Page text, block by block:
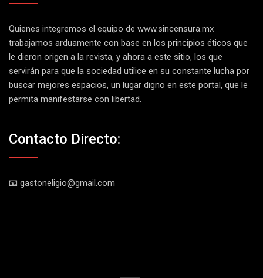
Quienes integremos el equipo de www.sincensura.mx
trabajamos arduamente con base en los principios éticos que
le dieron origen a la revista, y ahora a este sitio, los que
servirán para que la sociedad utilice en su constante lucha por
buscar mejores espacios, un lugar digno en este portal, que le
permita manifestarse con libertad.
Contacto Directo:
📧 gastoneligio@gmail.com